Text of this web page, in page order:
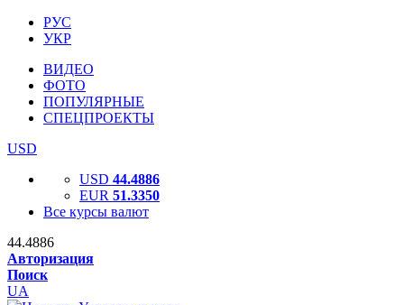
РУС
УКР
ВИДЕО
ФОТО
ПОПУЛЯРНЫЕ
СПЕЦПРОЕКТЫ
USD
USD 44.4886
EUR 51.3350
Все курсы валют
44.4886
Авторизация
Поиск
UA